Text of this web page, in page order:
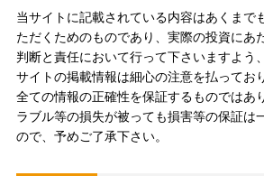
当サイトに記載されている内容はあくまで
ただくためのものであり、実際の投資にあ
判断と責任において行って下さいますよう
サイトの掲載情報は細心の注意を払ってお
全ての情報の正確性を保証するものではあ
ラブル等の損失が被っても損害等の保証は
ので、予めご了承下さい。